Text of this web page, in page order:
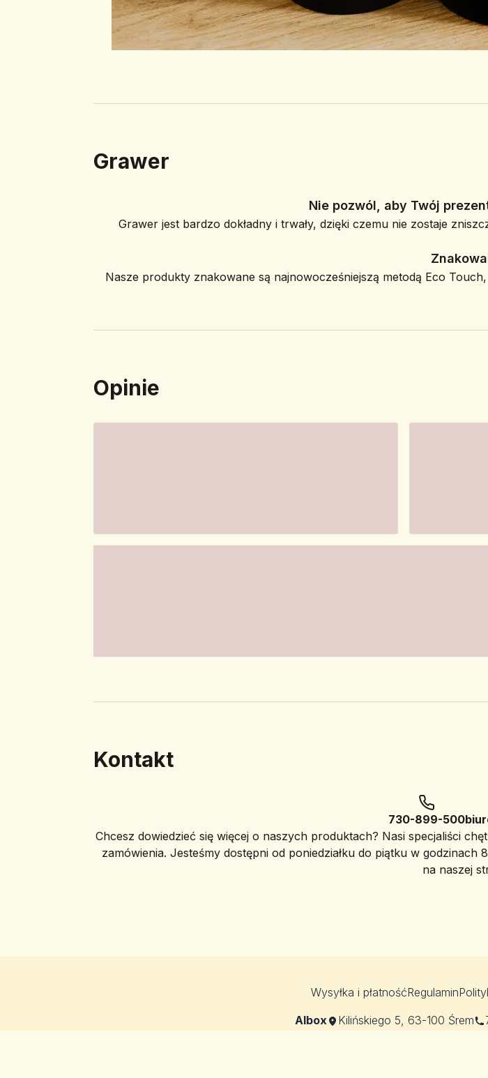
Grawer
Nie pozwól, aby Twój
Grawer jest bardzo dokładny i trwały, dzięki czemu nie zostaje
Nasze produkty znakowane są najnowocześniejszą metodą Eco
Opinie
Kontakt
730-899-500
Chcesz dowiedzieć się więcej o naszych produktach? Nasi specjaliści
zamówienia. Jesteśmy dostępni od poniedziałku do piątku w
na naszej
Wysyłka i płatnośćRegulamin
Albox
Kilińskiego 5, 63-100 Śrem